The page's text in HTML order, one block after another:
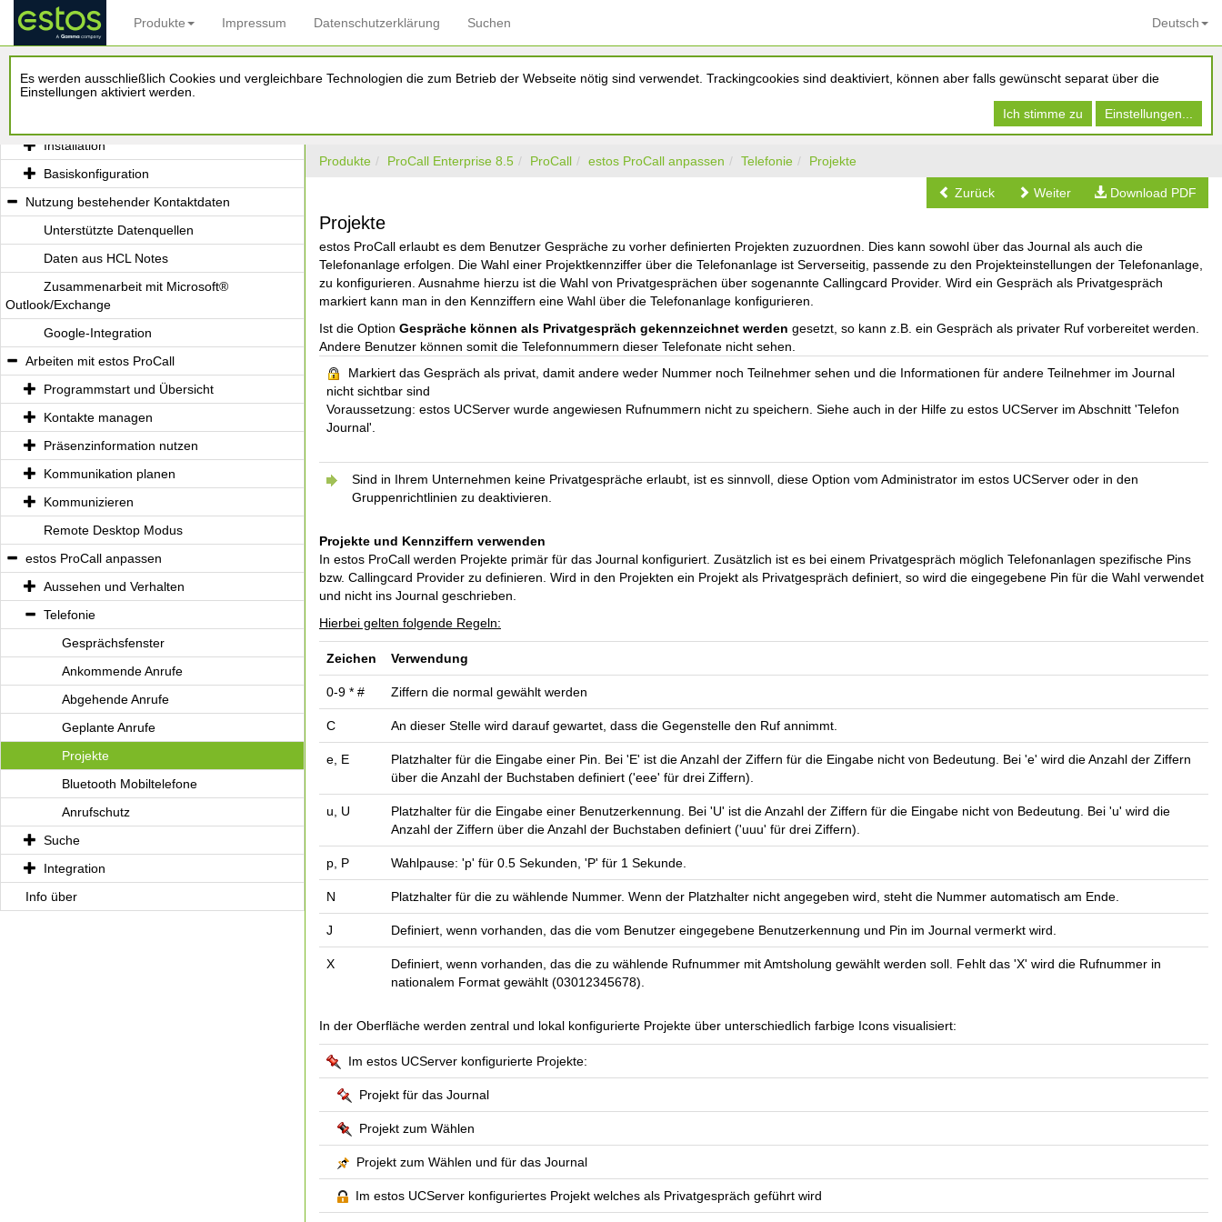
Es werden ausschließlich Cookies und vergleichbare Technologien die zum Betrieb der Webseite nötig sind verwendet. Trackingcookies sind deaktiviert, können aber falls gewünscht separat über die
Einstellungen aktiviert werden.
Ich stimme zu
Einstellungen...
Produkte Impressum Datenschutzerklärung Suchen Deutsch
Willkommen zu estos ProCall
Was Ihnen estos ProCall bietet
Installation
Basiskonfiguration
Nutzung bestehender Kontaktdaten
Unterstützte Datenquellen
Daten aus HCL Notes
Zusammenarbeit mit Microsoft®
Outlook/Exchange
Google-Integration
Arbeiten mit estos ProCall
Programmstart und Übersicht
Kontakte managen
Präsenzinformation nutzen
Kommunikation planen
Kommunizieren
Remote Desktop Modus
estos ProCall anpassen
Aussehen und Verhalten
Telefonie
Gesprächsfenster
Ankommende Anrufe
Abgehende Anrufe
Geplante Anrufe
Projekte
Bluetooth Mobiltelefone
Anrufschutz
Suche
Integration
Info über
Produkte ProCall Enterprise 8.5 ProCall estos ProCall anpassen Telefonie Projekte
Zurück Weiter Download PDF
Projekte
estos ProCall erlaubt es dem Benutzer Gespräche zu vorher definierten Projekten zuzuordnen. Dies kann sowohl über das Journal als auch die
Telefonanlage erfolgen. Die Wahl einer Projektkennziffer über die Telefonanlage ist Serverseitig, passende zu den Projekteinstellungen der Telefonanlage,
zu konfigurieren. Ausnahme hierzu ist die Wahl von Privatgesprächen über sogenannte Callingcard Provider. Wird ein Gespräch als Privatgespräch
markiert kann man in den Kennziffern eine Wahl über die Telefonanlage konfigurieren.
Ist die Option Gespräche können als Privatgespräch gekennzeichnet werden gesetzt, so kann z.B. ein Gespräch als privater Ruf vorbereitet werden.
Andere Benutzer können somit die Telefonnummern dieser Telefonate nicht sehen.
Markiert das Gespräch als privat, damit andere weder Nummer noch Teilnehmer sehen und die Informationen für andere Teilnehmer im Journal
nicht sichtbar sind
Voraussetzung: estos UCServer wurde angewiesen Rufnummern nicht zu speichern. Siehe auch in der Hilfe zu estos UCServer im Abschnitt 'Telefon
Journal'.
Sind in Ihrem Unternehmen keine Privatgespräche erlaubt, ist es sinnvoll, diese Option vom Administrator im estos UCServer oder in den
Gruppenrichtlinien zu deaktivieren.
Projekte und Kennziffern verwenden
In estos ProCall werden Projekte primär für das Journal konfiguriert. Zusätzlich ist es bei einem Privatgespräch möglich Telefonanlagen spezifische Pins
bzw. Callingcard Provider zu definieren. Wird in den Projekten ein Projekt als Privatgespräch definiert, so wird die eingegebene Pin für die Wahl verwendet
und nicht ins Journal geschrieben.
Hierbei gelten folgende Regeln:
Zeichen Verwendung
0-9 * # Ziffern die normal gewählt werden
C An dieser Stelle wird darauf gewartet, dass die Gegenstelle den Ruf annimmt.
e, E
Platzhalter für die Eingabe einer Pin. Bei 'E' ist die Anzahl der Ziffern für die Eingabe nicht von Bedeutung. Bei 'e' wird die Anzahl der Ziffern
über die Anzahl der Buchstaben definiert ('eee' für drei Ziffern).
u, U
Platzhalter für die Eingabe einer Benutzerkennung. Bei 'U' ist die Anzahl der Ziffern für die Eingabe nicht von Bedeutung. Bei 'u' wird die
Anzahl der Ziffern über die Anzahl der Buchstaben definiert ('uuu' für drei Ziffern).
p, P Wahlpause: 'p' für 0.5 Sekunden, 'P' für 1 Sekunde.
N Platzhalter für die zu wählende Nummer. Wenn der Platzhalter nicht angegeben wird, steht die Nummer automatisch am Ende.
J Definiert, wenn vorhanden, das die vom Benutzer eingegebene Benutzerkennung und Pin im Journal vermerkt wird.
X
Definiert, wenn vorhanden, das die zu wählende Rufnummer mit Amtsholung gewählt werden soll. Fehlt das 'X' wird die Rufnummer in
nationalem Format gewählt (03012345678).
In der Oberfläche werden zentral und lokal konfigurierte Projekte über unterschiedlich farbige Icons visualisiert:
Im estos UCServer konfigurierte Projekte:
Projekt für das Journal
Projekt zum Wählen
Projekt zum Wählen und für das Journal
Im estos UCServer konfiguriertes Projekt welches als Privatgespräch geführt wird